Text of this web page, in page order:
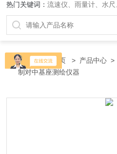
热门关键词：流速仪、雨量计、水
当前位置：首页 > 产品中心
制对中基座测绘仪器